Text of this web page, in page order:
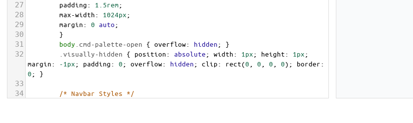
27 padding: 1.5rem;
28 max-width: 1024px;
29 margin: 0 auto;
30 }
31 body .cmd-palette-open { overflow: hidden; }
32 .visually-hidden { position: absolute; width: 1px; height: 1px
margin: -1px; padding: 0; overflow: hidden; clip: rect(0 0 0 0); border
0; }
33
34
/* Navbar Styles */